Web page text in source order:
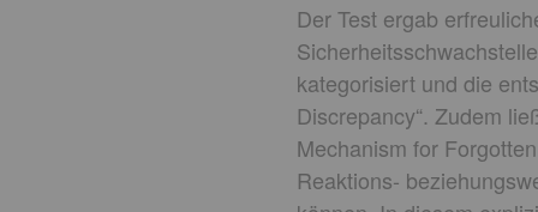
Der Test ergab
kategorisiert und die
Discrepancy“. Zudem
Mechanism for
Reaktions-